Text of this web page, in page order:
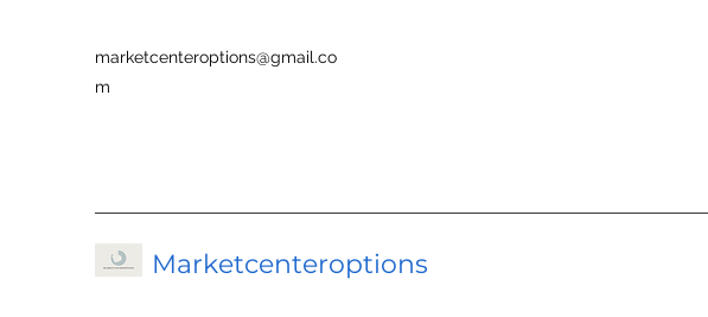
marketcenteroptions@gmail.co
m
Marketcenteroptions